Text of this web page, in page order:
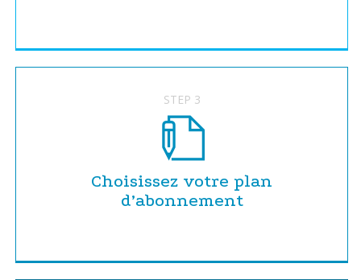
STEP 3
Choisissez votre plan
d’abonnement